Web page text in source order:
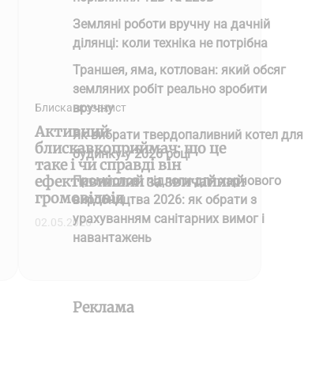
Блискавкозахист
Активний
блискавкоприймач: що це
таке і чи справді він
ефективніший за звичайний
громовідвід
02.05.2026
Земляні роботи вручну на дачній
ділянці: коли техніка не потрібна
Траншея, яма, котлован: який обсяг
земляних робіт реально зробити
вручну
Як вибрати твердопаливний котел для
будинку у 2026 році
Промислові підлоги для харчового
виробництва 2026: як обрати з
урахуванням санітарних вимог і
навантажень
Реклама